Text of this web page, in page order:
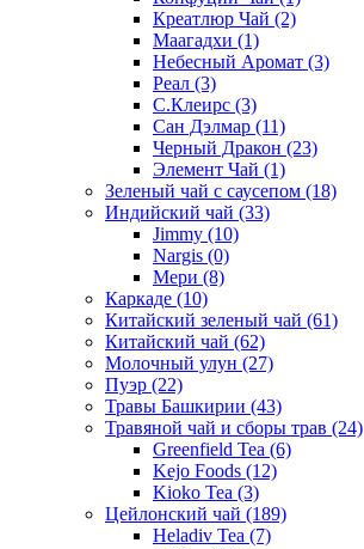
Креатлюр Чай (2)
Маагадхи (1)
Небесный Аромат (3)
Реал (3)
С.Клеирс (3)
Сан Дэлмар (11)
Черный Дракон (23)
Элемент Чай (1)
Зеленый чай с саусепом (18)
Индийский чай (33)
Jimmy (10)
Nargis (0)
Мери (8)
Каркаде (10)
Китайский зеленый чай (61)
Китайский чай (62)
Молочный улун (27)
Пуэр (22)
Травы Башкирии (43)
Травяной чай и сборы трав (24)
Greenfield Tea (6)
Kejo Foods (12)
Kioko Tea (3)
Цейлонский чай (189)
Heladiv Tea (7)